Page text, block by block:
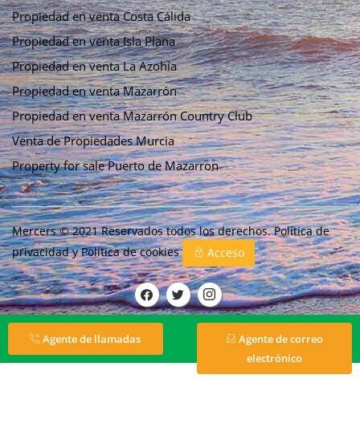
Propiedad en venta Costa Cálida
Propiedad en venta Isla Plana
Propiedad en venta La Azohía
Propiedad en venta Mazarrón
Propiedad en venta Mazarrón Country Club
Venta de Propiedades Murcia
Property for sale Puerto de Mazarron
Mercers © 2021 Reservados todos los derechos.Política de
privacidadyPolítica de cookies Acceso
Agente de llamadas
Agente de correo
electrónico